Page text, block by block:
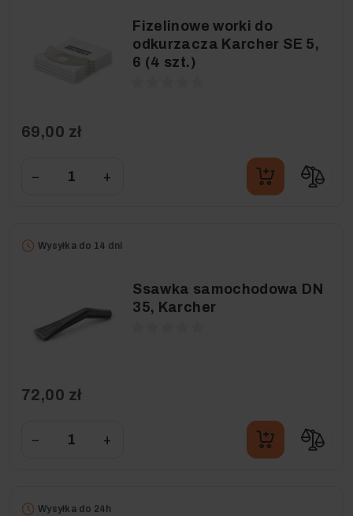
Fizelinowe worki do
odkurzacza Karcher SE 5,
6 (4 szt.)
69,00 zł
− +
Wysyłka do 14 dni
Ssawka samochodowa DN
35, Karcher
72,00 zł
− +
Wysyłka do 24h